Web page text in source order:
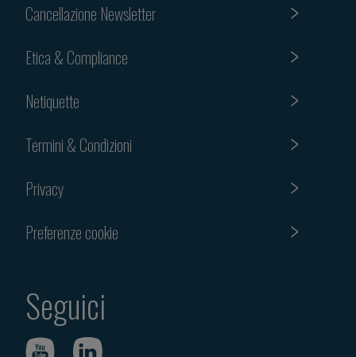
Cancellazione Newsletter
Etica & Compliance
Netiquette
Termini & Condizioni
Privacy
Preferenze cookie
Seguici